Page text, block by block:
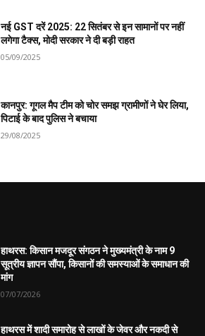
नई GST दरें 2025: 22 सितंबर से इन सामानों पर नहीं
लगेगा टैक्स, मोदी सरकार ने दी बड़ी राहत
05/09/2025
कानपुर: गूगल मैप टीम को चोर समझ ग्रामीणों ने घेर लिया,
पिटाई के बाद पुलिस ने बचाया
29/08/2025
हाथरस: किसान मजदूर संगठन ने मुख्यमंत्री के नाम 9
सूत्रीय ज्ञापन सौंपा, किसानों की समस्याओं के समाधान की
मांग
07/07/2026
हाथरस में शादी समारोह से लाखों के जेवर और नकदी से